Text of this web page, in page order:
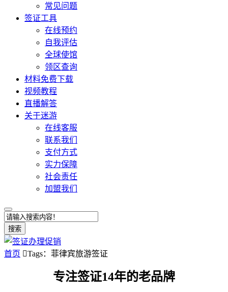
常见问题
签证工具
在线预约
自我评估
全球使馆
领区查询
材料免费下载
视频教程
直播解答
关于迷游
在线客服
联系我们
支付方式
实力保障
社会责任
加盟我们
搜索
首页 Tags：菲律宾旅游签证
专注签证14年的老品牌